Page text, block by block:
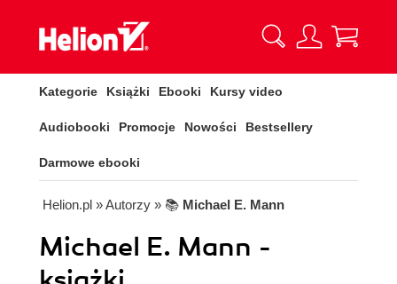
Kategorie Książki Ebooki Kursy video
Audiobooki Promocje Nowości Bestsellery
Darmowe ebooki
Helion.pl » Autorzy » 📚 Michael E. Mann
Michael E. Mann -